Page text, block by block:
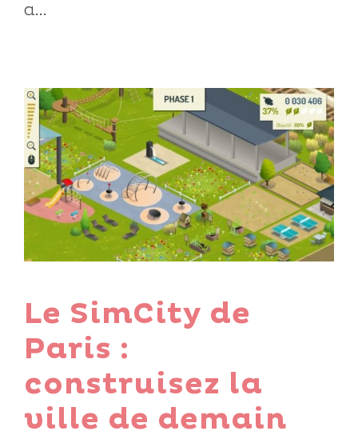
a...
Le SimCity de
Paris :
construisez la
ville de demain